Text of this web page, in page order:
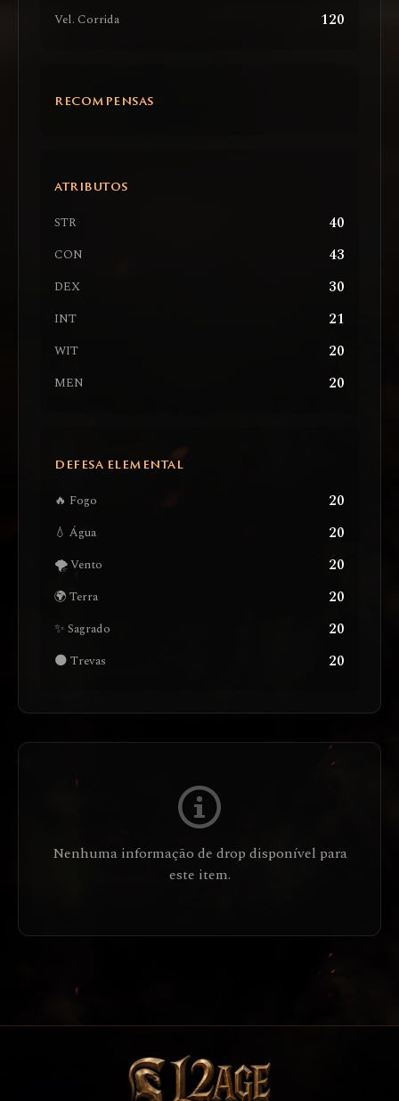
Vel. Corrida 120
RECOMPENSAS
ATRIBUTOS
STR 40
CON 43
DEX 30
INT 21
WIT 20
MEN 20
DEFESA ELEMENTAL
🔥 Fogo 20
💧 Água 20
🌪️ Vento 20
🌍 Terra 20
✨ Sagrado 20
🌑 Trevas 20
Nenhuma informação de drop disponível para
este item.